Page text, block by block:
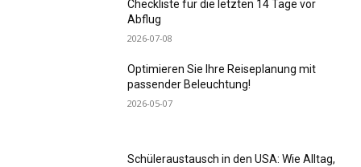
Checkliste für die letzten 14 Tage vor
Abflug
2026-07-08
Optimieren Sie Ihre Reiseplanung mit
passender Beleuchtung!
2026-05-07
Schüleraustausch in den USA: Wie Alltag,